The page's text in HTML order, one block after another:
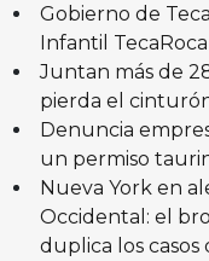
Gobierno de
Infantil
Juntan más de
pierda el
Denuncia
un permiso
Nueva York en
Occidental: el
duplica los casos